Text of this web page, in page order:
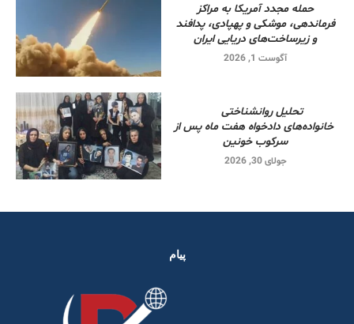
حمله مجدد آمریکا به مراکز
فرماندهی، موشکی و پهپادی، پدافند
و زیرساخت‌های دریایی ایران
آگوست 1, 2026
تحلیل روانشناختی
خانواده‌های دادخواه هفت ماه پس از
سرکوب خونین
جولای 30, 2026
پیام